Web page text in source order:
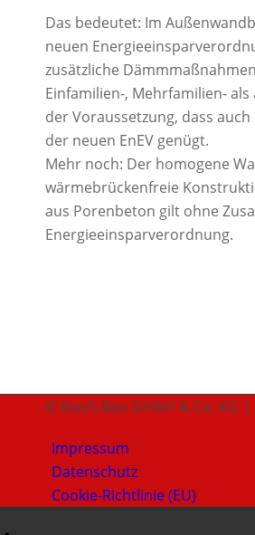
Das bedeutet: Im
neuen
zusätzliche
Einfamilien-, Mehrfamilien-
der Voraussetzung, dass
der neuen EnEV genügt.
Mehr noch: Der homogene
wärmebrückenfreie
aus Porenbeton gilt ohne
Energieeinsparverordnung.
© Ibach Bau GmbH & Co. KG
Impressum
Datenschutz
Cookie-Richtlinie (EU)